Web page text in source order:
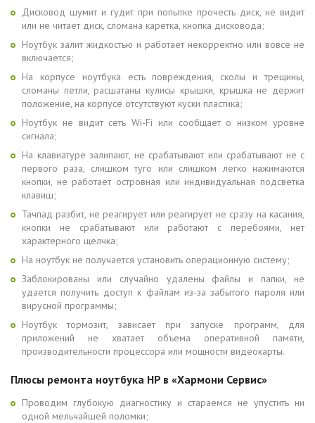
Дисковод шумит и гудит при попытке прочесть диск, не видит
или не читает диск, сломана каретка, кнопка дисковода;
Ноутбук залит жидкостью и работает некорректно или вовсе не
включается;
На корпусе ноутбука есть повреждения, сколы и трещины,
сломаны петли, расшатаны кулисы крышки, крышка не держит
положение, на корпусе отсутствуют куски пластика;
Ноутбук не видит сеть Wi-Fi или сообщает о низком уровне
сигнала;
На клавиатуре залипают, не срабатывают или срабатывают не с
первого раза, слишком туго или слишком легко нажимаются
кнопки, не работает островная или индивидуальная подсветка
клавиш;
Тачпад разбит, не реагирует или реагирует не сразу на касания,
кнопки не срабатывают или работают с перебоями, нет
характерного щелчка;
На ноутбук не получается установить операционную систему;
Заблокированы или случайно удалены файлы и папки, не
удается получить доступ к файлам из-за забытого пароля или
вирусной программы;
Ноутбук тормозит, зависает при запуске программ, для
приложений не хватает объема оперативной памяти,
производительности процессора или мощности видеокарты.
Плюсы ремонта ноутбука HP в «Хармони Сервис»
Проводим глубокую диагностику и стараемся не упустить ни
одной мельчайшей поломки;